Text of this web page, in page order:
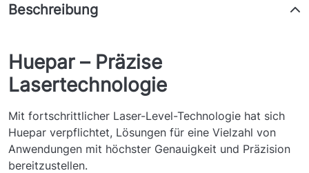
Beschreibung
Huepar – Präzise
Lasertechnologie
Mit fortschrittlicher Laser-Level-Technologie hat sich
Huepar verpflichtet, Lösungen für eine Vielzahl von
Anwendungen mit höchster Genauigkeit und Präzision
bereitzustellen.